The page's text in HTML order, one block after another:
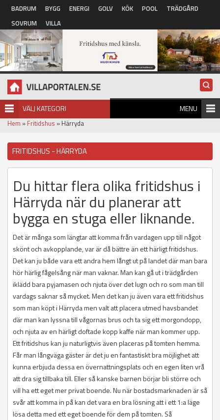
Hoppa till huvudinnehåll
BADRUM BYGG ENERGI GOLV KÖK POOL
TRÄDGÅRD
SOVRUM
VILLA
VÄLJ KATEGORI MENU
Hem » Fritidshus » Härryda
FRITIDSHUS - HÄRRYDA
Du hittar flera olika fritidshus i
Härryda när du planerar att
bygga en stuga eller liknande.
Det är många som längtar att komma från vardagen upp till något
skönt och avkopplande, var är då bättre än ett härligt fritidshus.
Det kan ju både vara ett andra hem långt ut på landet där man bara
hör härlig fågelsång när man vaknar. Man kan gå ut i trädgården
iklädd bara pyjamasen och njuta över det lugn och ro som man till
vardags saknar så mycket. Men det kan ju även vara ett fritidshus
som man köpt i Härryda men valt att placera utmed havsbandet
där man kan lyssna till vågornas brus och ta sig ett morgondopp,
och njuta av en härligt doftade kopp kaffe när man kommer upp.
Ett fritidshus kan ju naturligtvis även placeras på tomten hemma.
Får man långväga gäster är det ju en fantastiskt bra möjlighet att
kunna erbjuda dessa en övernattningsplats och en egen liten vrå
att dra sig tillbaka till. Eller så kanske barnen börjar bli större och
vill ha ett eget mer privat boende. Nu när bostadsmarknaden är så
svår att komma in på kan det vara en bra lösning att i ett 1:a läge
lösa detta med ett eget boende för dem på tomten. Så